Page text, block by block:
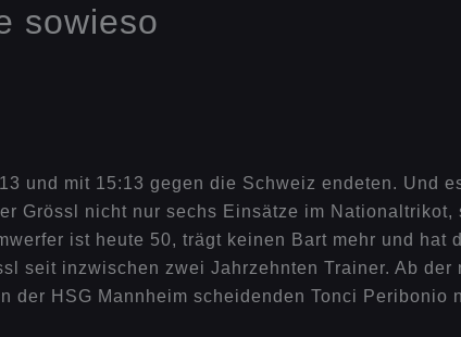
sowieso
und mit 15:13 gegen die Schweiz endeten. Und
Grössl nicht nur sechs Einsätze im Nationaltrikot,
ist heute 50, trägt keinen Bart mehr und hat
seit inzwischen zwei Jahrzehnten Trainer. Ab der
der HSG Mannheim scheidenden Tonci Peribonio